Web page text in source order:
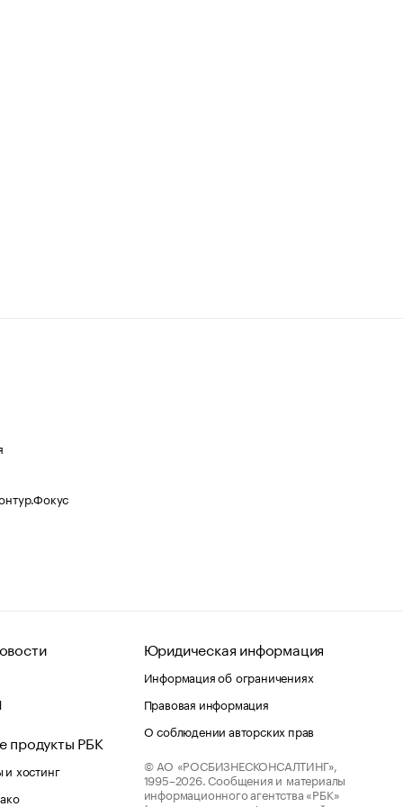
продукты РБК
хостинг
Юридическая информация
Информация об ограничениях
Правовая информация
О соблюдении авторских прав
© АО «РОСБИЗНЕСКОНСАЛТИНГ»,
1995–2026. Сообщения и материалы
информационного агентства «РБК»